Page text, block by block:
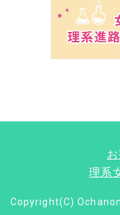
理系
Copyright(C)